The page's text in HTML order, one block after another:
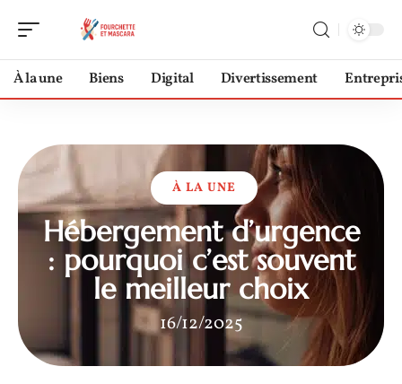
À la une Biens Digital Divertissement
À LA UNE
Hébergement d’urgence
: pourquoi c’est souvent
le meilleur choix
16/12/2025